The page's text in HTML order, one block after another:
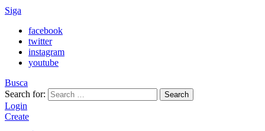
Siga
facebook
twitter
instagram
youtube
Busca
Search for:
Search
Login
Create